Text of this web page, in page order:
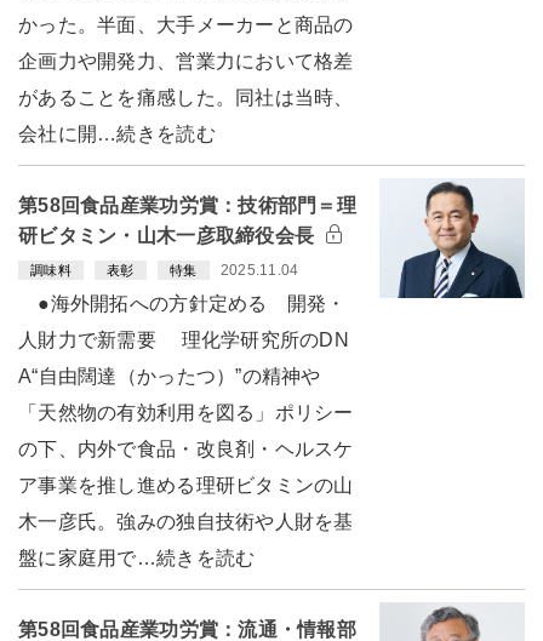
かった。半面、大手メーカーと商品の
企画力や開発力、営業力において格差
があることを痛感した。同社は当時、
会社に開…続きを読む
第58回食品産業功労賞：技術部門＝理
研ビタミン・山木一彦取締役会長
調味料 表彰 特集 2025.11.04
●海外開拓への方針定める 開発・
人財力で新需要 理化学研究所のDN
A“自由闊達（かったつ）”の精神や
「天然物の有効利用を図る」ポリシー
の下、内外で食品・改良剤・ヘルスケ
ア事業を推し進める理研ビタミンの山
木一彦氏。強みの独自技術や人財を基
盤に家庭用で…続きを読む
第58回食品産業功労賞：流通・情報部